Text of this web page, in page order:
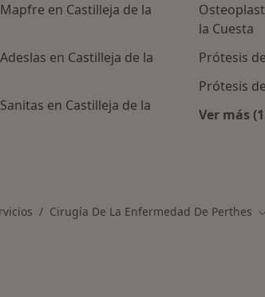
en Castilleja de la
en Castilleja de la
en Castilleja de la
la Cuesta
Prótesis
Prótesis
Ver más
Cirugía De La Enfermedad De Perthes